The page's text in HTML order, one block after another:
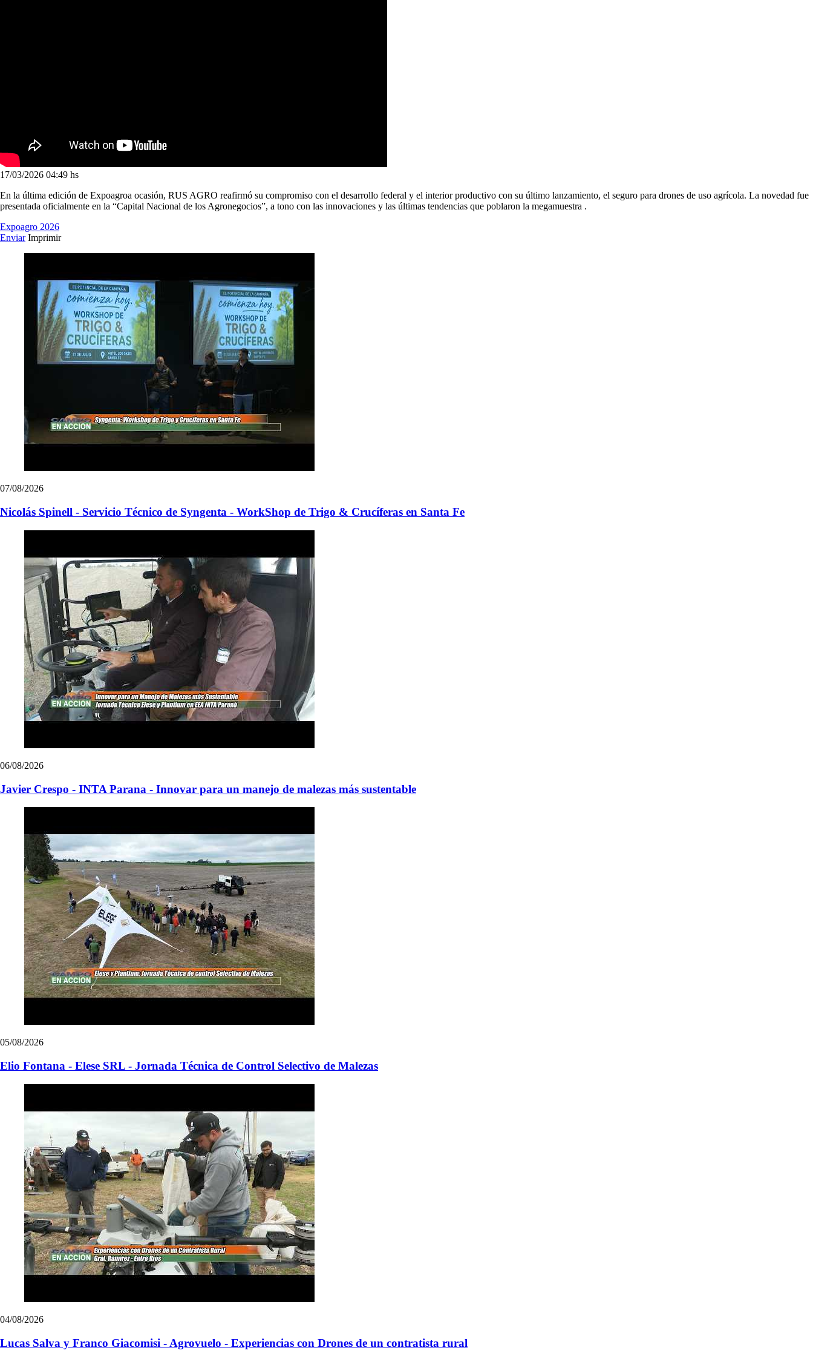
17/03/2026 04:49 hs
En la última edición de Expoagroa ocasión, RUS AGRO reafirmó su compromiso con el desarrollo federal y el interior productivo con su último lanzamiento, el seguro para drones de uso agrícola. La novedad fue
presentada oficialmente en la “Capital Nacional de los Agronegocios”, a tono con las innovaciones y las últimas tendencias que poblaron la megamuestra .
Expoagro 2026
Enviar Imprimir
07/08/2026
Nicolás Spinell - Servicio Técnico de Syngenta - WorkShop de Trigo & Crucíferas en Santa Fe
06/08/2026
Javier Crespo - INTA Parana - Innovar para un manejo de malezas más sustentable
05/08/2026
Elio Fontana - Elese SRL - Jornada Técnica de Control Selectivo de Malezas
04/08/2026
Lucas Salva y Franco Giacomisi - Agrovuelo - Experiencias con Drones de un contratista rural